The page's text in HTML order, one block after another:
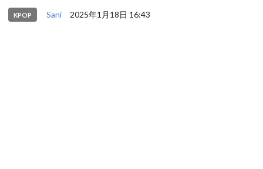
KPOP Sani 2025年1月18日 16:43